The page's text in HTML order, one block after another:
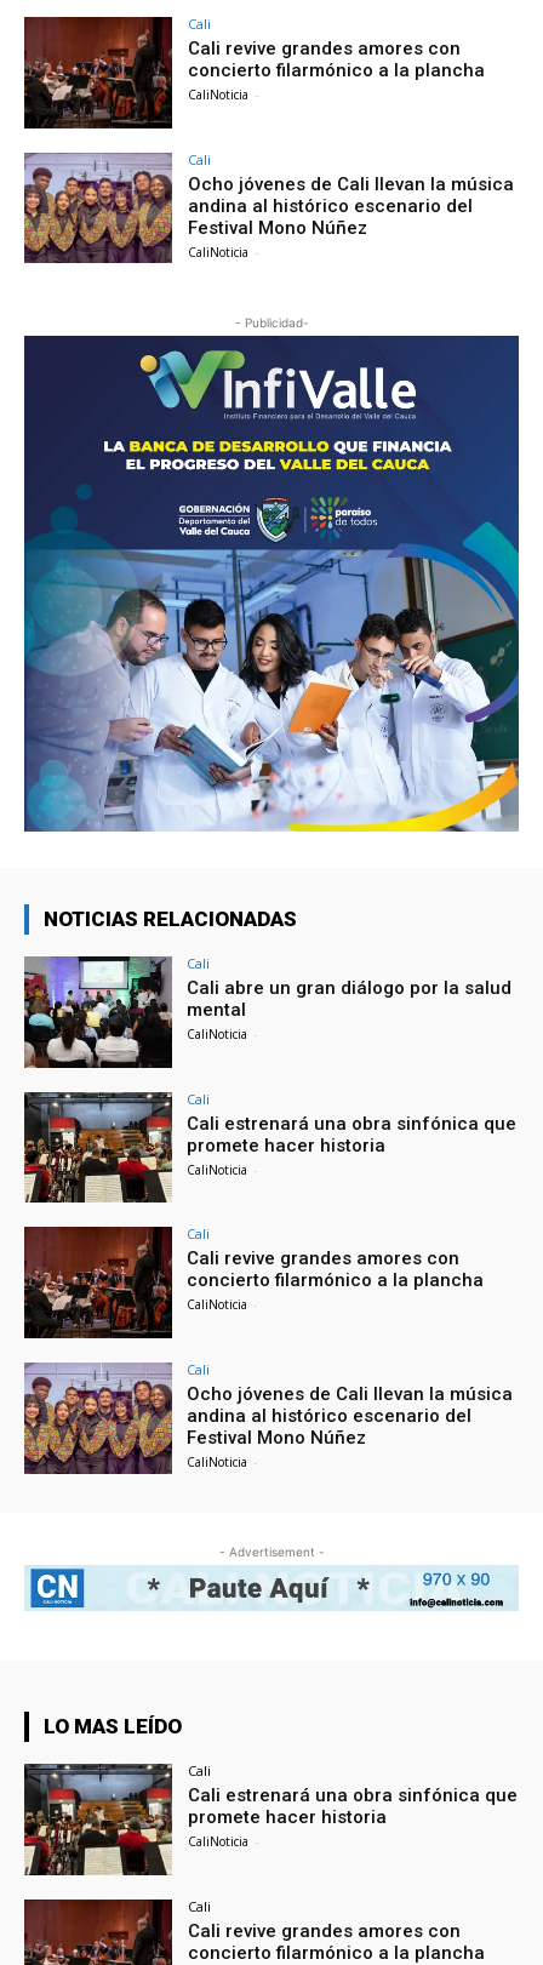
Cali
Cali revive grandes amores con
concierto filarmónico a la plancha
CaliNoticia -
Cali
Ocho jóvenes de Cali llevan la música
andina al histórico escenario del
Festival Mono Núñez
CaliNoticia -
- Publicidad-
NOTICIAS RELACIONADAS
Cali
Cali abre un gran diálogo por la salud
mental
CaliNoticia -
Cali
Cali estrenará una obra sinfónica que
promete hacer historia
CaliNoticia -
Cali
Cali revive grandes amores con
concierto filarmónico a la plancha
CaliNoticia -
Cali
Ocho jóvenes de Cali llevan la música
andina al histórico escenario del
Festival Mono Núñez
CaliNoticia -
- Advertisement -
LO MAS LEÍDO
Cali
Cali estrenará una obra sinfónica que
promete hacer historia
CaliNoticia -
Cali
Cali revive grandes amores con
concierto filarmónico a la plancha